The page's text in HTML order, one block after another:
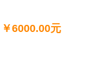
￥6000.00元